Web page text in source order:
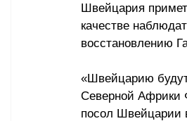
Швейцария
качестве
восстановлению
«Швейцарию
Северной Африки
посол Швейцарии